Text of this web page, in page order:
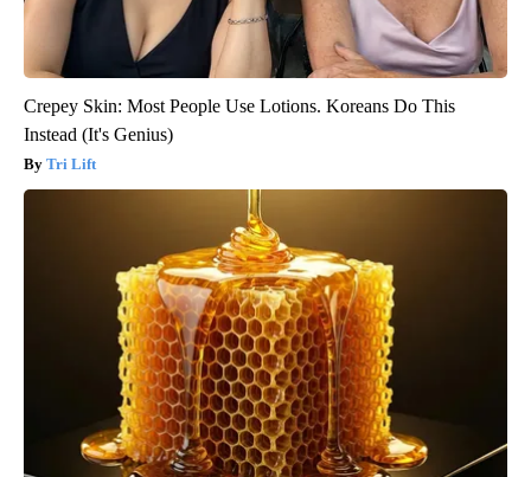
Crepey Skin: Most People Use Lotions. Koreans Do This
Instead (It's Genius)
Tri Lift